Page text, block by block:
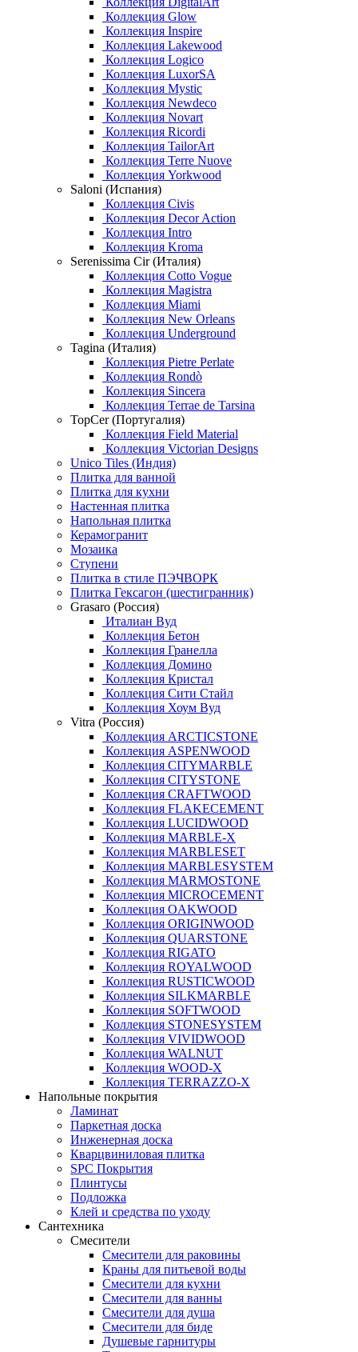
Коллекция Glow
Коллекция Inspire
Коллекция Lakewood
Коллекция Logico
Коллекция LuxorSA
Коллекция Mystic
Коллекция Newdeco
Коллекция Novart
Коллекция Ricordi
Коллекция TailorArt
Коллекция Terre Nuove
Коллекция Yorkwood
Saloni (Испания)
Коллекция Civis
Коллекция Decor Action
Коллекция Intro
Коллекция Kroma
Serenissima Cir (Италия)
Коллекция Cotto Vogue
Коллекция Magistra
Коллекция Miami
Коллекция New Orleans
Коллекция Underground
Tagina (Италия)
Коллекция Pietre Perlate
Коллекция Rondò
Коллекция Sincera
Коллекция Terrae de Tarsina
TopCer (Португалия)
Коллекция Field Material
Коллекция Victorian Designs
Unico Tiles (Индия)
Плитка для ванной
Плитка для кухни
Настенная плитка
Напольная плитка
Керамогранит
Мозаика
Ступени
Плитка в стиле ПЭЧВОРК
Плитка Гексагон (шестигранник)
Grasaro (Россия)
Италиан Вуд
Коллекция Бетон
Коллекция Гранелла
Коллекция Домино
Коллекция Кристал
Коллекция Сити Стайл
Коллекция Хоум Вуд
Vitra (Россия)
Коллекция ARCTICSTONE
Коллекция ASPENWOOD
Коллекция CITYMARBLE
Коллекция CITYSTONE
Коллекция CRAFTWOOD
Коллекция FLAKECEMENT
Коллекция LUCIDWOOD
Коллекция MARBLE-X
Коллекция MARBLESET
Коллекция MARBLESYSTEM
Коллекция MARMOSTONE
Коллекция MICROCEMENT
Коллекция OAKWOOD
Коллекция ORIGINWOOD
Коллекция QUARSTONE
Коллекция RIGATO
Коллекция ROYALWOOD
Коллекция RUSTICWOOD
Коллекция SILKMARBLE
Коллекция SOFTWOOD
Коллекция STONESYSTEM
Коллекция VIVIDWOOD
Коллекция WALNUT
Коллекция WOOD-X
Коллекция ТЕRRАZZO-X
Напольные покрытия
Ламинат
Паркетная доска
Инженерная доска
Кварцвиниловая плитка
SPC Покрытия
Плинтусы
Подложка
Клей и средства по уходу
Сантехника
Смесители
Смесители для раковины
Краны для питьевой воды
Смесители для кухни
Смесители для ванны
Смесители для душа
Смесители для биде
Душевые гарнитуры